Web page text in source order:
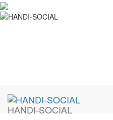
HANDI-SOCIAL